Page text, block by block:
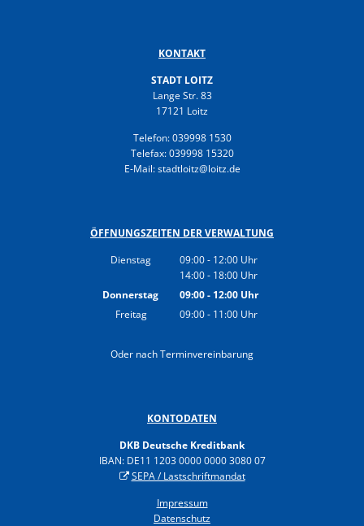
KONTAKT
STADT LOITZ
Lange Str. 83
17121 Loitz
Telefon: 039998 1530
Telefax: 039998 15320
E-Mail: stadtloitz@loitz.de
ÖFFNUNGSZEITEN DER VERWALTUNG
Dienstag
09:00- 12:00 Uhr
Von 09:00 bis 12:00 Uhr
14:00- 18:00 Uhr
Von 14:00 bis 18:00 Uhr
Donnerstag 09:00- 12:00Uhr
Von 09:00 bis 12:00 Uhr
Freitag 09:00- 11:00 Uhr
Oder nach Terminvereinbarung
KONTODATEN
DKB Deutsche Kreditbank
IBAN: DE11 1203 0000 0000 3080 07
SEPA / Lastschriftmandat
Impressum
Datenschutz